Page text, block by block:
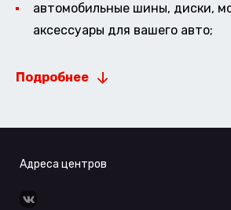
автомобильные шины, диски,
аксессуары для вашего авто;
Подробнее
Адреса центров